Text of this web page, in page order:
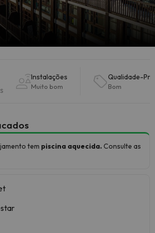
Instalações
Muito bom
Qualidade-
Bom
tem piscina aquecida. Consulte as